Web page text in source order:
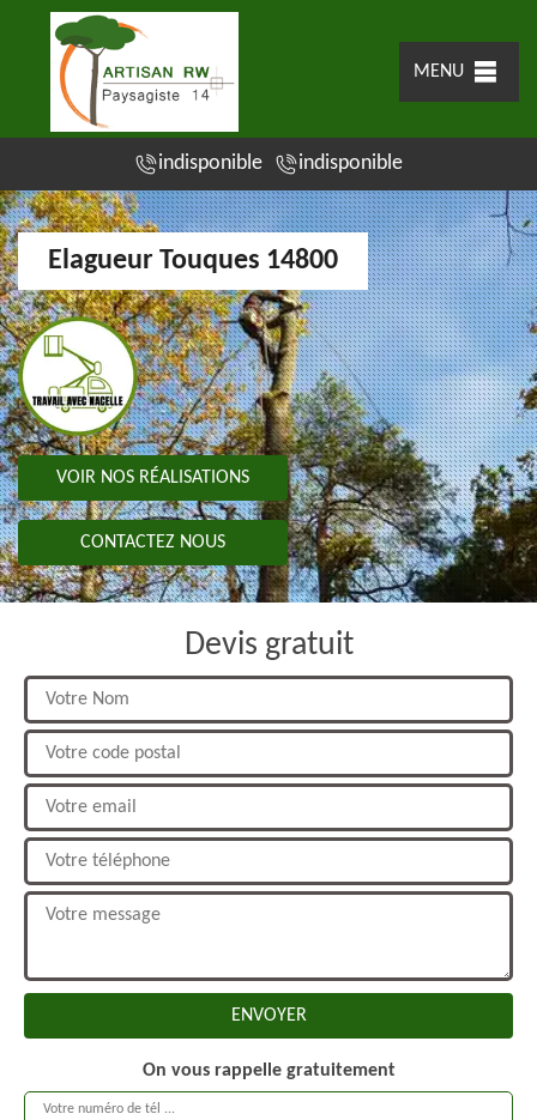
MENU
indisponible indisponible
Elagueur Touques 14800
VOIR NOS RÉALISATIONS
CONTACTEZ NOUS
Devis gratuit
On vous rappelle gratuitement